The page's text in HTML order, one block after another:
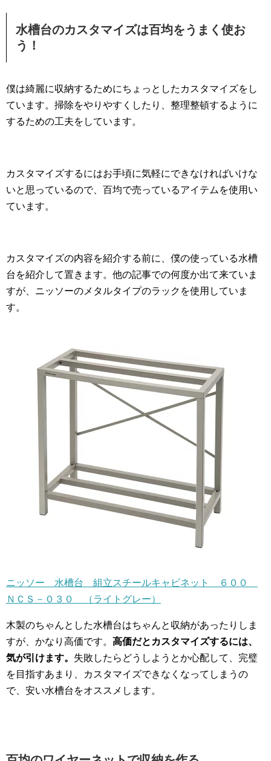
水槽台のカスタマイズは百均をうまく使お
う！
僕は綺麗に収納するためにちょっとしたカスタマイズをし
ています。掃除をやりやすくしたり、整理整頓するように
するための工夫をしています。
カスタマイズするにはお手頃に気軽にできなければいけな
いと思っているので、百均で売っているアイテムを使用い
ています。
カスタマイズの内容を紹介する前に、僕の使っている水槽
台を紹介して置きます。他の記事での何度か出て来ていま
すが、ニッソーのメタルタイプのラックを使用していま
す。
ニッソー 水槽台 組立スチールキャビネット ６００
ＮＣＳ－０３０ （ライトグレー）
木製のちゃんとした水槽台はちゃんと収納があったりしま
すが、かなり高価です。 高価だとカスタマイズするには、
気が引けます。 失敗したらどうしようとか心配して、完璧
を目指すあまり、カスタマイズできなくなってしまうの
で、安い水槽台をオススメします。